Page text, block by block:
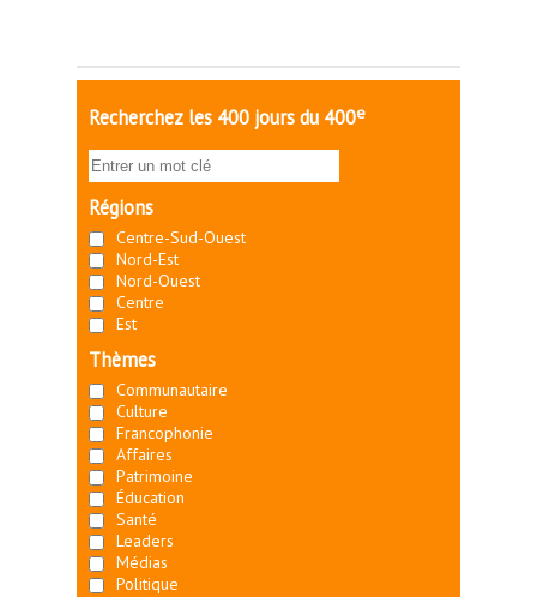
Recherchez les 400 jours du 400e
Régions
Centre-Sud-Ouest
Nord-Est
Nord-Ouest
Centre
Est
Thèmes
Communautaire
Culture
Francophonie
Affaires
Patrimoine
Éducation
Santé
Leaders
Médias
Politique